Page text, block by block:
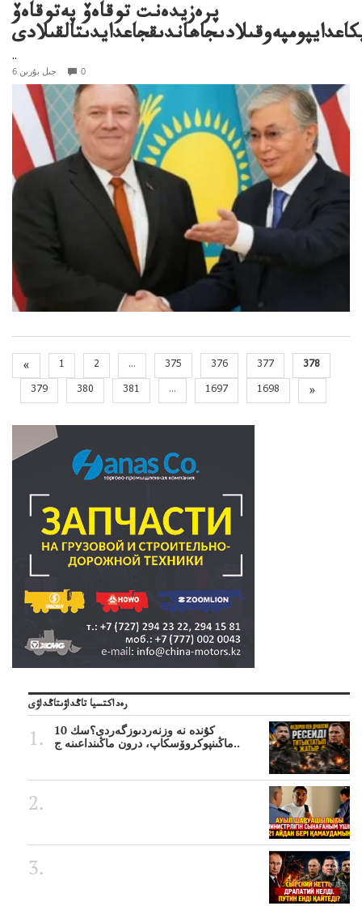
پرەزيدەنت توقاەۆ پەتوقاەۆ
..
6 جىل بۇرىن 0
« 1 2 ... 375 376 377
378
379
380 381 ... 1697 1698 »
رەداكتسيا تاڭداۋىتاڭداۋى
10 كۇندە نە وزنەردىوزگەردى؟سك
ماڭىنپوكروۆسكاپ، درون ماڭىنداعىنە ج..